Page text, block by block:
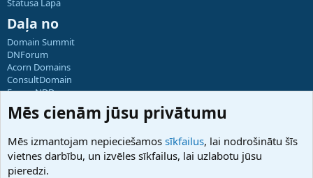
Daļa no
Domain Summit
DNForum
Acorn Domains
ConsultDomain
ForumNDD
Domainforum.ro
27.be
Hostmaria
Atbalsts
Mēs cienām jūsu privātumu
Mēs izmantojam nepieciešamos sīkfailus, lai nodrošinātu šīs
vietnes darbību, un izvēles sīkfailus, lai uzlabotu jūsu
pieredzi.